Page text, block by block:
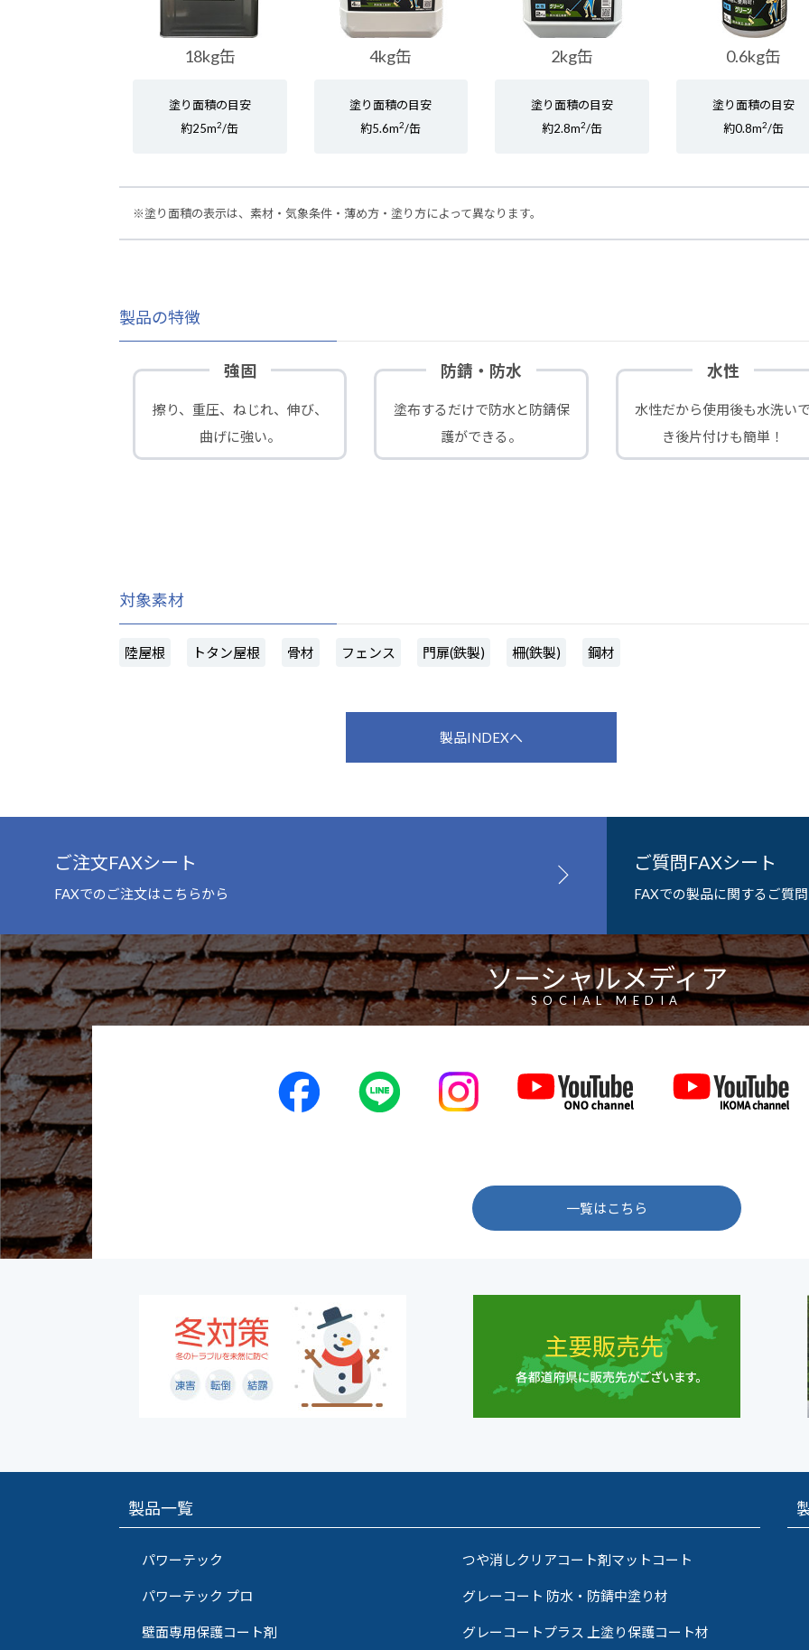
18kg缶
塗り面積の目安
約25m2/缶
4kg缶
塗り面積の目安
約5.6m2/缶
2kg缶
塗り面積の目安
約2.8m2/缶
0.6kg缶
塗り面積の目安
約0.8m2/缶
※塗り面積の表示は、素材・気象条件・薄め方・塗り方によって異なります。
製品の特徴
強固
擦り、重圧、ねじれ、伸び、
曲げに強い。
防錆・防水
塗布するだけで防水と防錆保
護ができる。
水性
水性だから使用後も水洗い
き後片付けも簡単！
対象素材
陸屋根 トタン屋根 骨材 フェンス 門扉(鉄製) 柵(鉄製) 鋼材
製品INDEXへ
ご注文FAXシート
FAXでのご注文はこちらから
ご質問FAXシート
FAXでの製品に関するご質
ソーシャルメディア
SOCIAL MEDIA
一覧はこちら
製品一覧
パワーテック
パワーテック プロ
壁面専用保護コート剤
つや消しクリアコート剤マットコート
グレーコート 防水・防錆中塗り材
グレーコートプラス 上塗り保護コート材